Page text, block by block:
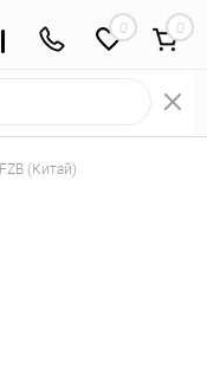
0
FZB (Китай)